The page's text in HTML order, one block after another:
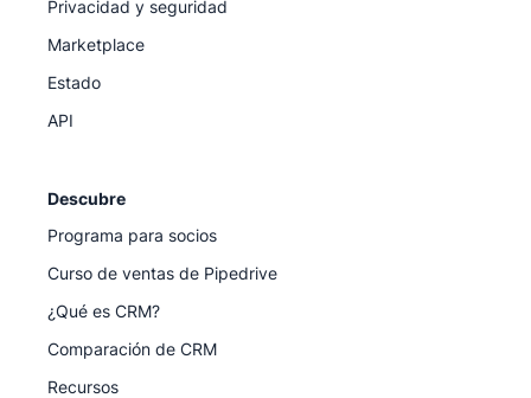
Privacidad y seguridad
Marketplace
Estado
API
Descubre
Programa para socios
Curso de ventas de Pipedrive
¿Qué es CRM?
Comparación de CRM
Recursos